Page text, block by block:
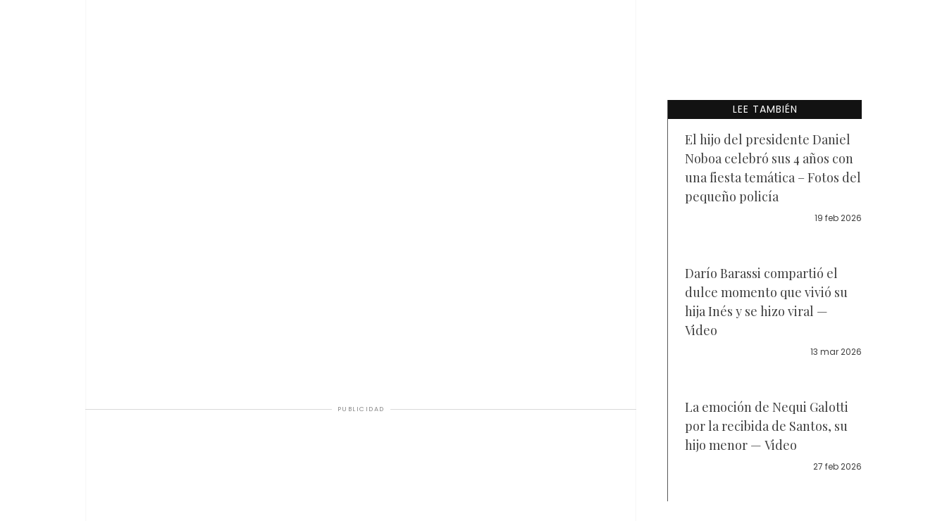
PUBLICIDAD
LEE TAMBIÉN
El hijo del presidente Daniel
Noboa celebró sus 4 años con
una fiesta temática – Fotos del
pequeño policía
19 feb 2026
Darío Barassi compartió el
dulce momento que vivió su
hija Inés y se hizo viral —
Video
13 mar 2026
La emoción de Nequi Galotti
por la recibida de Santos, su
hijo menor — Video
27 feb 2026